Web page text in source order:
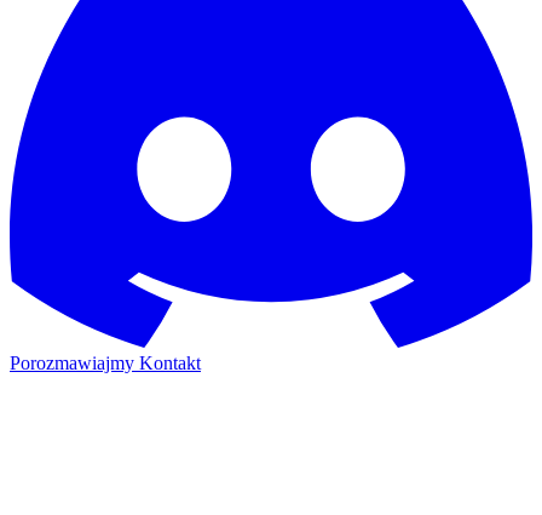
Porozmawiajmy Kontakt